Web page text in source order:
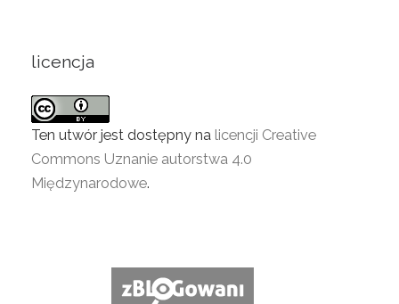
licencja
Ten utwór jest dostępny na licencji Creative
Commons Uznanie autorstwa 4.0
Międzynarodowe.